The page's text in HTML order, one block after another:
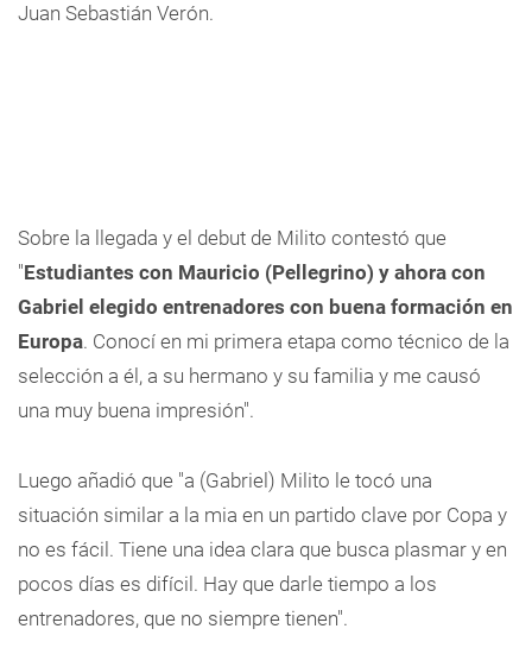
Juan Sebastián Verón.
Sobre la llegada y el debut de Milito contestó que
"Estudiantes con Mauricio (Pellegrino) y ahora con
Gabriel elegido entrenadores con buena formación en
Europa. Conocí en mi primera etapa como técnico de la
selección a él, a su hermano y su familia y me causó
una muy buena impresión".
Luego añadió que "a (Gabriel) Milito le tocó una
situación similar a la mia en un partido clave por Copa y
no es fácil. Tiene una idea clara que busca plasmar y en
pocos días es difícil. Hay que darle tiempo a los
entrenadores, que no siempre tienen".